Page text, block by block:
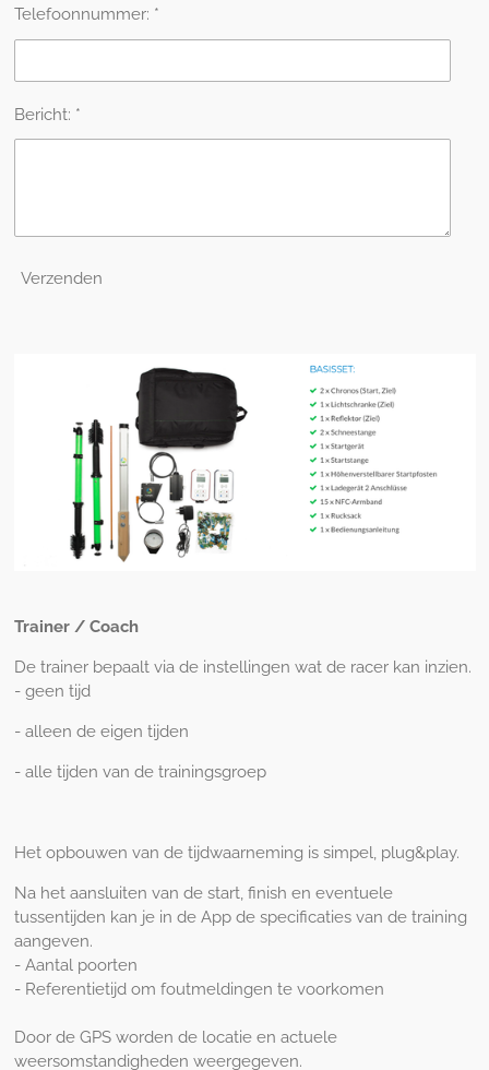
Telefoonnummer: *
Bericht: *
Verzenden
Trainer / Coach
De trainer bepaalt via de instellingen wat de racer kan inzien.
- geen tijd
- alleen de eigen tijden
- alle tijden van de trainingsgroep
Het opbouwen van de tijdwaarneming is simpel, plug&play.
Na het aansluiten van de start, finish en eventuele
tussentijden kan je in de App de specificaties van de training
aangeven.
- Aantal poorten
- Referentietijd om foutmeldingen te voorkomen
Door de GPS worden de locatie en actuele
weersomstandigheden weergegeven.